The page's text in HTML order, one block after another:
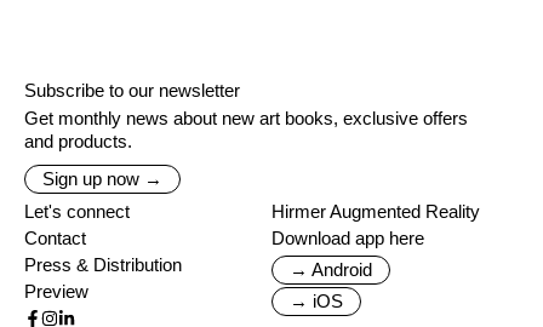
Subscribe to our newsletter
Get monthly news about new art books, exclusive offers
and products.
Sign up now →
Let's connect
Contact
Press & Distribution
Preview
Hirmer Augmented Reality
Download app here
→ Android
→ iOS